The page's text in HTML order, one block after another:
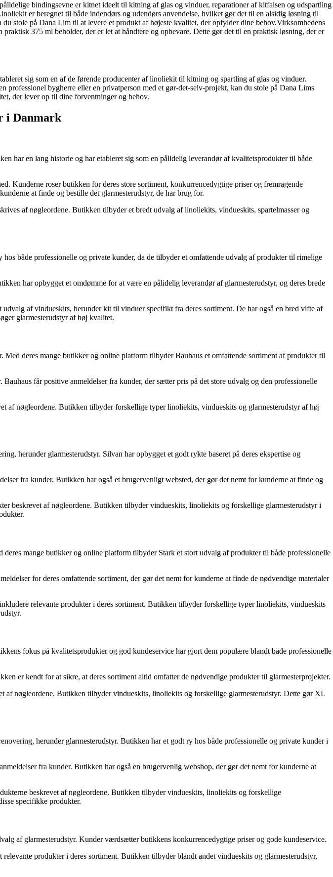
bindingsevne er kitnet ideelt til kitning af glas og vinduer, reparationer af kitfalsen og udspartling
er beregnet til både indendørs og udendørs anvendelse, hvilket gør det til en alsidig løsning til
stole på Dana Lim til at levere et produkt af højeste kvalitet, der opfylder dine behov.Virksomhedens
375 ml beholder, der er let at håndtere og opbevare. Dette gør det til en praktisk løsning, der er
sig som en af de førende producenter af linoliekit til kitning og spartling af glas og vinduer.
bygherre eller en privatperson med et gør-det-selv-projekt, kan du stole på Dana Lims
der lever op til dine forventninger og behov.
i Danmark
har en lang historie og har etableret sig som en pålidelig leverandør af kvalitetsprodukter til både
Kunderne roser butikken for deres store sortiment, konkurrencedygtige priser og fremragende
at finde og bestille det glarmesterudstyr, de har brug for.
af nøgleordene. Butikken tilbyder et bredt udvalg af linoliekits, vindueskits, spartelmasser og
både professionelle og private kunder, da de tilbyder et omfattende udvalg af produkter til rimelige
har opbygget et omdømme for at være en pålidelig leverandør af glarmesterudstyr, og deres brede
af vindueskits, herunder kit til vinduer specifikt fra deres sortiment. De har også en bred vifte af
glarmesterudstyr af høj kvalitet.
deres mange butikker og online platform tilbyder Bauhaus et omfattende sortiment af produkter til
får positive anmeldelser fra kunder, der sætter pris på det store udvalg og den professionelle
af nøgleordene. Butikken tilbyder forskellige typer linoliekits, vindueskits og glarmesterudstyr af høj
herunder glarmesterudstyr. Silvan har opbygget et godt rykte baseret på deres ekspertise og
fra kunder. Butikken har også et brugervenligt websted, der gør det nemt for kunderne at finde og
beskrevet af nøgleordene. Butikken tilbyder vindueskits, linoliekits og forskellige glarmesterudstyr i
mange butikker og online platform tilbyder Stark et stort udvalg af produkter til både professionelle
for deres omfattende sortiment, der gør det nemt for kunderne at finde de nødvendige materialer
relevante produkter i deres sortiment. Butikken tilbyder forskellige typer linoliekits, vindueskits
fokus på kvalitetsprodukter og god kundeservice har gjort dem populære blandt både professionelle
er kendt for at sikre, at deres sortiment altid omfatter de nødvendige produkter til glarmesterprojekter.
af nøgleordene. Butikken tilbyder vindueskits, linoliekits og forskellige glarmesterudstyr. Dette gør XL
herunder glarmesterudstyr. Butikken har et godt ry hos både professionelle og private kunder i
fra kunder. Butikken har også en brugervenlig webshop, der gør det nemt for kunderne at
beskrevet af nøgleordene. Butikken tilbyder vindueskits, linoliekits og forskellige
specifikke produkter.
af glarmesterudstyr. Kunder værdsætter butikkens konkurrencedygtige priser og gode kundeservice.
produkter i deres sortiment. Butikken tilbyder blandt andet vindueskits og glarmesterudstyr,